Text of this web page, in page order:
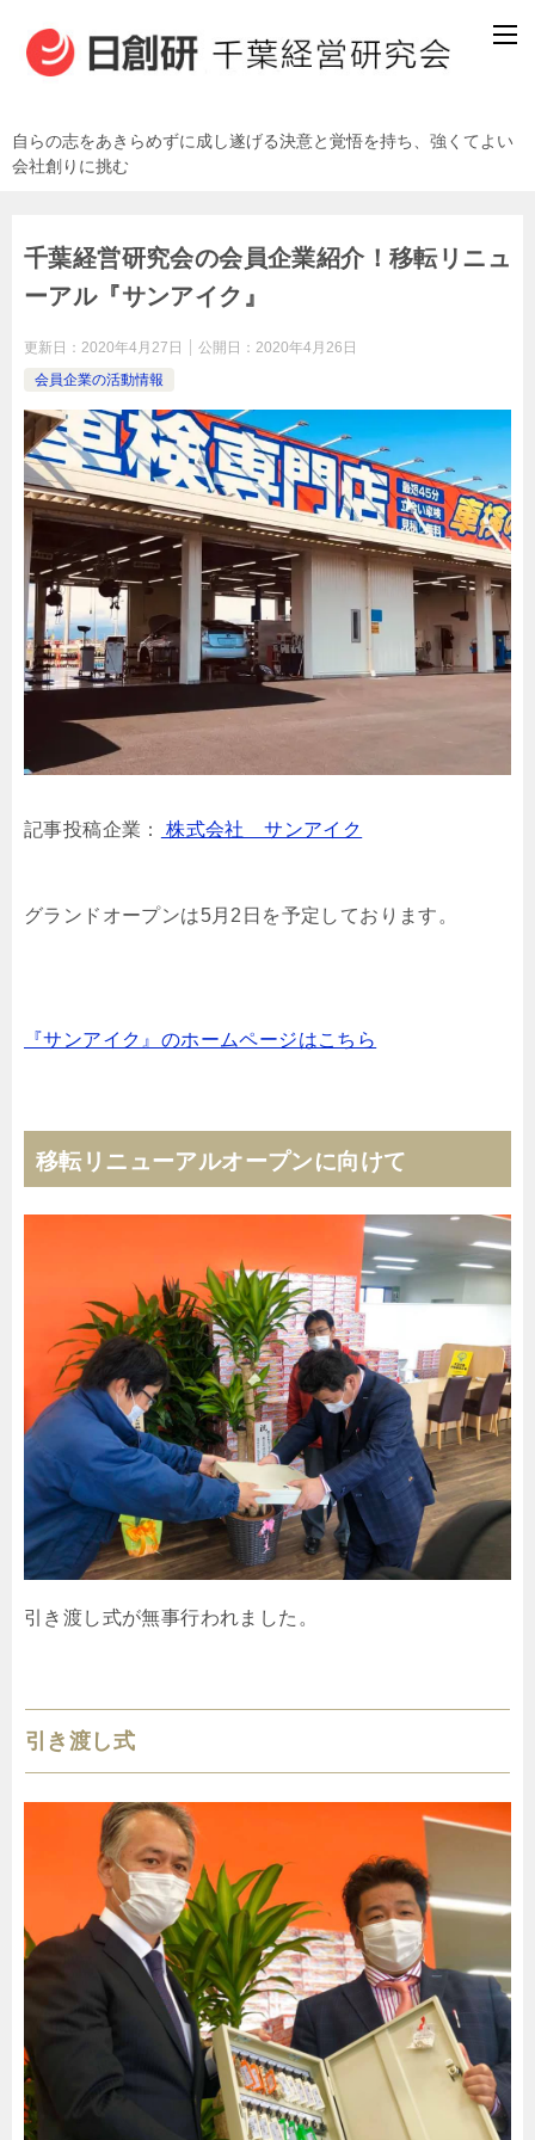
自らの志をあきらめずに成し遂げる決意と覚悟を持ち、強くてよい
会社創りに挑む
千葉経営研究会の会員企業紹介！移転リニュ
ーアル『サンアイク』
更新日： 2020年4月27日 公開日： 2020年4月26日
会員企業の活動情報
記事投稿企業： 株式会社 サンアイク
グランドオープンは5月2日を予定しております。
『サンアイク』のホームページはこちら
移転リニューアルオープンに向けて
引き渡し式が無事行われました。
引き渡し式